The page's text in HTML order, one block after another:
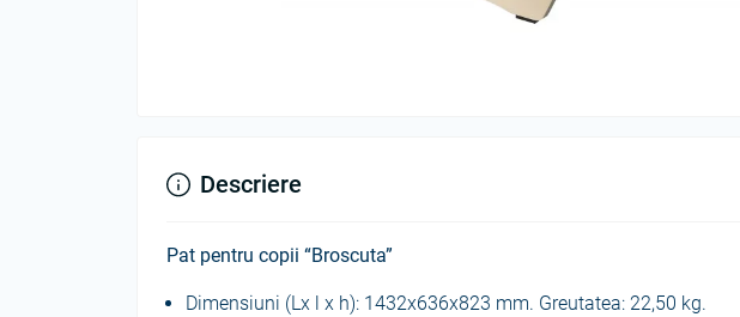
Descriere
Pat pentru copii “Broscuta”
Dimensiuni (Lx l x h): 1432х636х823 mm. Greutatea: 22,50 kg.